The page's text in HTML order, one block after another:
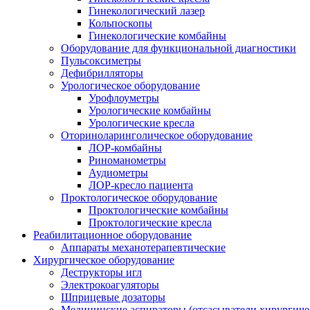
Гинекологический лазер
Кольпоскопы
Гинекологические комбайны
Оборудование для функциональной диагностики
Пульсоксиметры
Дефибрилляторы
Урологическое оборудование
Урофлоуметры
Урологические комбайны
Урологические кресла
Оториноларинголическое оборудование
ЛОР-комбайны
Риноманометры
Аудиометры
ЛОР-кресло пациента
Проктологическое оборудование
Проктологические комбайны
Проктологические кресла
Реабилитационное оборудование
Аппараты механотерапевтические
Хирургическое оборудование
Деструкторы игл
Электрокоагуляторы
Шприцевые дозаторы